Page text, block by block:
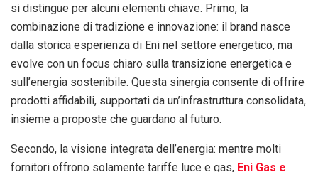
si distingue per alcuni elementi chiave. Primo, la
combinazione di tradizione e innovazione: il brand nasce
dalla storica esperienza di Eni nel settore energetico, ma
evolve con un focus chiaro sulla transizione energetica e
sull’energia sostenibile. Questa sinergia consente di offrire
prodotti affidabili, supportati da un’infrastruttura consolidata,
insieme a proposte che guardano al futuro.
Secondo, la visione integrata dell’energia: mentre molti
fornitori offrono solamente tariffe luce e gas, Eni Gas e